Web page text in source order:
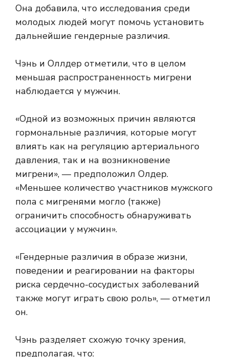
Она добавила, что исследования среди
молодых людей могут помочь установить
дальнейшие гендерные различия.
Чэнь и Оллдер отметили, что в целом
меньшая распространенность мигрени
наблюдается у мужчин.
«Одной из возможных причин являются
гормональные различия, которые могут
влиять как на регуляцию артериального
давления, так и на возникновение
мигрени», — предположил Олдер.
«Меньшее количество участников мужского
пола с мигренями могло (также)
ограничить способность обнаруживать
ассоциации у мужчин».
«Гендерные различия в образе жизни,
поведении и реагировании на факторы
риска сердечно-сосудистых заболеваний
также могут играть свою роль», — отметил
он.
Чэнь разделяет схожую точку зрения,
предполагая, что: